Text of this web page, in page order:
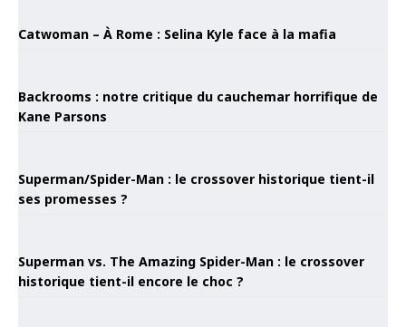
Catwoman – À Rome : Selina Kyle face à la mafia
Backrooms : notre critique du cauchemar horrifique de
Kane Parsons
Superman/Spider-Man : le crossover historique tient-il
ses promesses ?
Superman vs. The Amazing Spider-Man : le crossover
historique tient-il encore le choc ?